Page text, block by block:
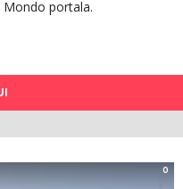
Mondo portala.
0